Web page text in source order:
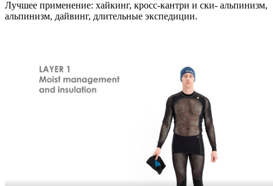
Лучшее применение: хайкинг, кросс-кантри и ски- альпинизм,
альпинизм, дайвинг, длительные экспедиции.